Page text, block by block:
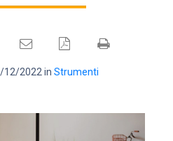
12/2022 in Strumenti